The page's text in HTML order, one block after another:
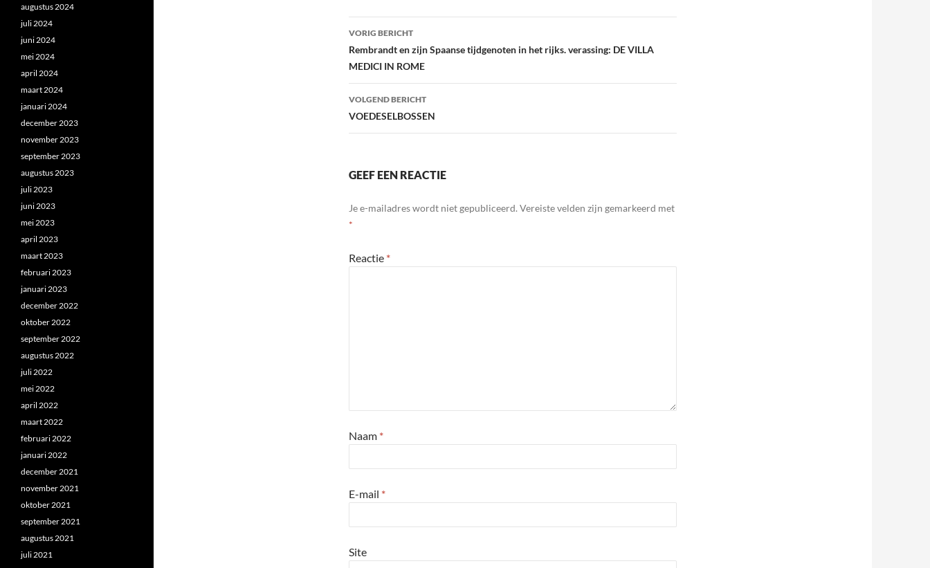
b
o
o
k
er e
dI
Berichtnavigatie
VORIG BERICHT
Rembrandt en zijn Spaanse tijdgenoten in het rijks. verassing: DE VILLA
MEDICI IN ROME
VOLGEND BERICHT
VOEDESELBOSSEN
GEEF EEN REACTIE
Je e-mailadres wordt niet gepubliceerd. Vereiste velden zijn gemarkeerd met
*
Reactie *
Naam *
E-mail *
Site
augustus 2024
juli 2024
juni 2024
mei 2024
april 2024
maart 2024
januari 2024
december 2023
november 2023
september 2023
augustus 2023
juli 2023
juni 2023
mei 2023
april 2023
maart 2023
februari 2023
januari 2023
december 2022
oktober 2022
september 2022
augustus 2022
juli 2022
mei 2022
april 2022
maart 2022
februari 2022
januari 2022
december 2021
november 2021
oktober 2021
september 2021
augustus 2021
juli 2021